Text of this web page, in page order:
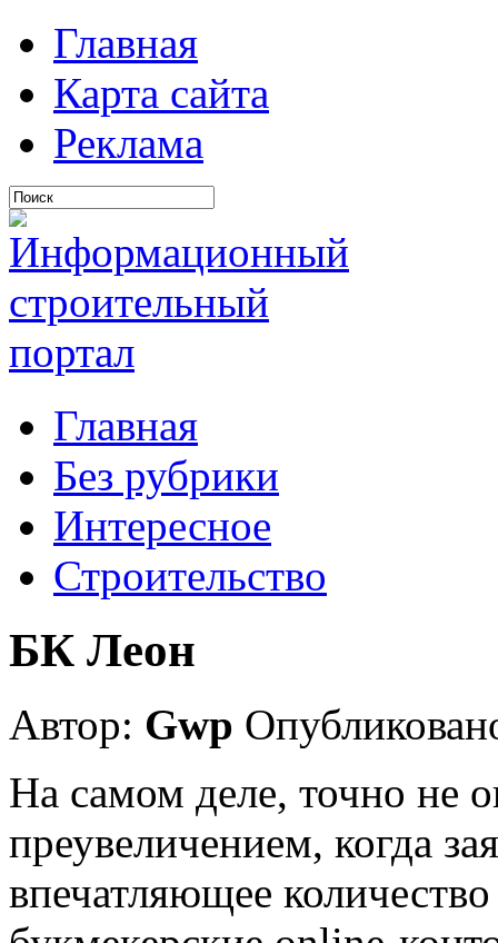
Главная
Карта сайта
Реклама
Главная
Без рубрики
Интересное
Строительство
БК Леон
Автор: Gwp
На самом деле, точно не
преувеличением, когда
впечатляющее